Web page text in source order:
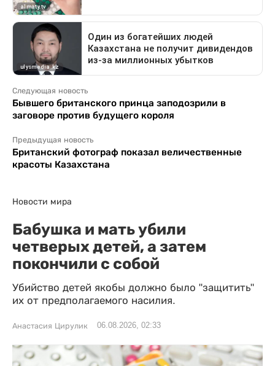
Следующая новость
Бывшего британского принца заподозрили в
заговоре против будущего короля
Предыдущая новость
Британский фотограф показал величественные
красоты Казахстана
Новости мира
Бабушка и мать убили
четверых детей, а затем
покончили с собой
Убийство детей якобы должно было "защитить"
их от предполагаемого насилия.
Анастасия Цирулик 06.08.2026, 02:33